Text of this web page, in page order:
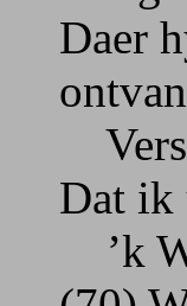
Daer
Dat ik
’k